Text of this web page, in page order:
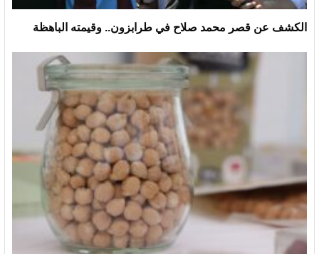
الكشف عن قصر محمد صلاح في طرابزون.. وقيمته الباهظة